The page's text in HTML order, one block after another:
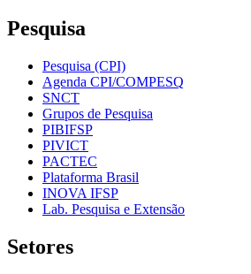
Pesquisa
Pesquisa (CPI)
Agenda CPI/COMPESQ
SNCT
Grupos de Pesquisa
PIBIFSP
PIVICT
PACTEC
Plataforma Brasil
INOVA IFSP
Lab. Pesquisa e Extensão
Setores